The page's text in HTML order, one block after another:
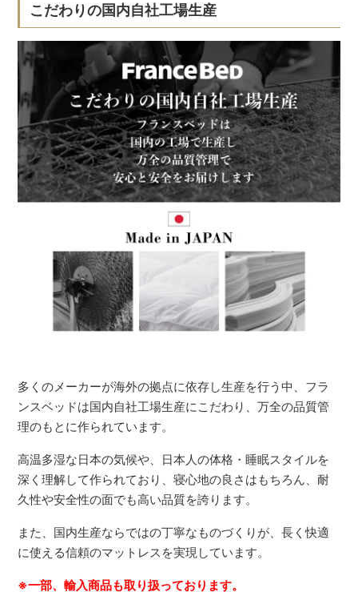
こだわりの国内自社工場生産
多くのメーカーが海外の拠点に依存し生産を行う中、フラ
ンスベッドは国内自社工場生産にこだわり、万全の品質管
理のもとに作られています。
高温多湿な日本の気候や、日本人の体格・睡眠スタイルを
深く理解して作られており、寝心地の良さはもちろん、耐
久性や安全性の面でも高い品質を誇ります。
また、国内生産ならではの丁寧なものづくりが、長く快適
に使える信頼のマットレスを実現しています。
※一部、輸入商品も取り扱っております。